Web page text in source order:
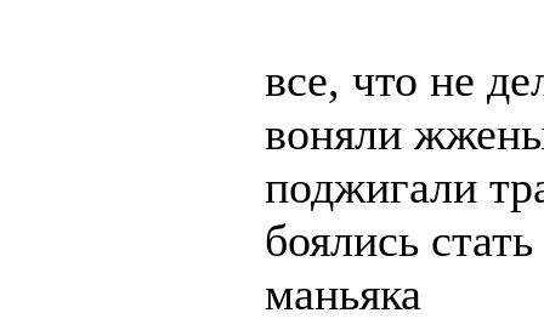
все, что не
воняли
поджигали
боялись
маньяка